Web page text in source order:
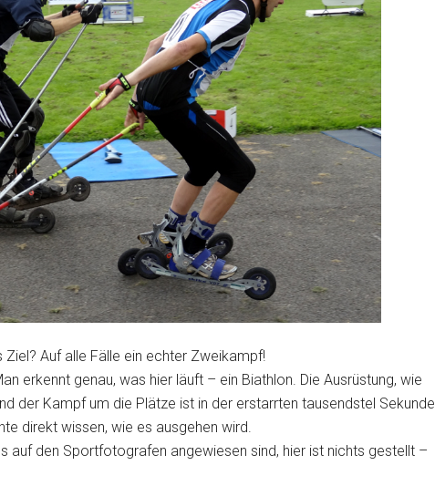
Ziel? Auf alle Fälle ein echter Zweikampf!
erkennt genau, was hier läuft – ein Biathlon. Die Ausrüstung, wie
der Kampf um die Plätze ist in der erstarrten tausendstel Sekunde
direkt wissen, wie es ausgehen wird.
auf den Sportfotografen angewiesen sind, hier ist nichts gestellt –